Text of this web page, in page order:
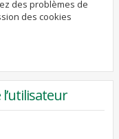
des problèmes de
des cookies